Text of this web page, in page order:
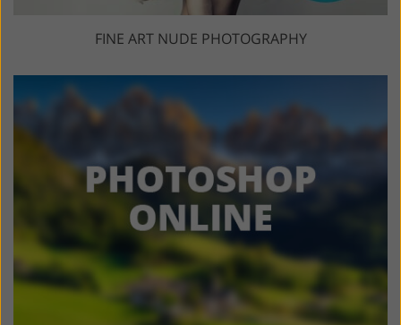
FINE ART NUDE PHOTOGRAPHY